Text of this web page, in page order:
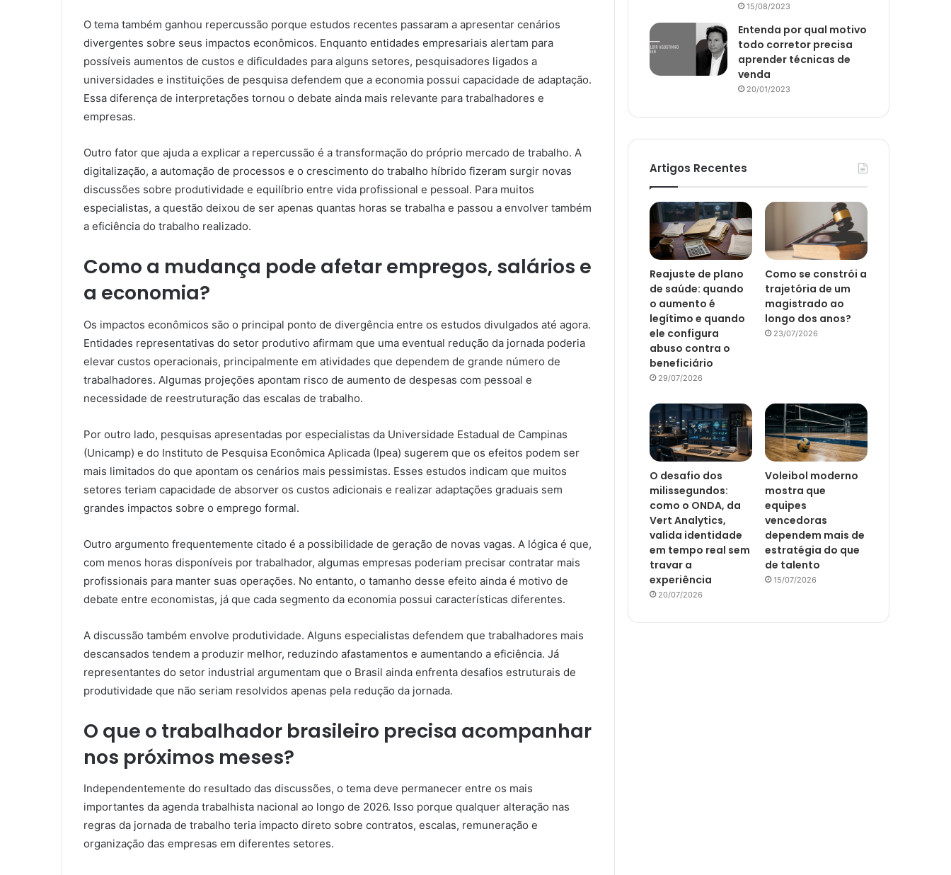
O tema também ganhou repercussão porque estudos recentes passaram a apresentar cenários
divergentes sobre seus impactos econômicos. Enquanto entidades empresariais alertam para
possíveis aumentos de custos e dificuldades para alguns setores, pesquisadores ligados a
universidades e instituições de pesquisa defendem que a economia possui capacidade de adaptação.
Essa diferença de interpretações tornou o debate ainda mais relevante para trabalhadores e
empresas.
Outro fator que ajuda a explicar a repercussão é a transformação do próprio mercado de trabalho. A
digitalização, a automação de processos e o crescimento do trabalho híbrido fizeram surgir novas
discussões sobre produtividade e equilíbrio entre vida profissional e pessoal. Para muitos
especialistas, a questão deixou de ser apenas quantas horas se trabalha e passou a envolver também
a eficiência do trabalho realizado.
Como a mudança pode afetar empregos, salários e
a economia?
Os impactos econômicos são o principal ponto de divergência entre os estudos divulgados até agora.
Entidades representativas do setor produtivo afirmam que uma eventual redução da jornada poderia
elevar custos operacionais, principalmente em atividades que dependem de grande número de
trabalhadores. Algumas projeções apontam risco de aumento de despesas com pessoal e
necessidade de reestruturação das escalas de trabalho.
Por outro lado, pesquisas apresentadas por especialistas da Universidade Estadual de Campinas
(Unicamp) e do Instituto de Pesquisa Econômica Aplicada (Ipea) sugerem que os efeitos podem ser
mais limitados do que apontam os cenários mais pessimistas. Esses estudos indicam que muitos
setores teriam capacidade de absorver os custos adicionais e realizar adaptações graduais sem
grandes impactos sobre o emprego formal.
Outro argumento frequentemente citado é a possibilidade de geração de novas vagas. A lógica é que,
com menos horas disponíveis por trabalhador, algumas empresas poderiam precisar contratar mais
profissionais para manter suas operações. No entanto, o tamanho desse efeito ainda é motivo de
debate entre economistas, já que cada segmento da economia possui características diferentes.
A discussão também envolve produtividade. Alguns especialistas defendem que trabalhadores mais
descansados tendem a produzir melhor, reduzindo afastamentos e aumentando a eficiência. Já
representantes do setor industrial argumentam que o Brasil ainda enfrenta desafios estruturais de
produtividade que não seriam resolvidos apenas pela redução da jornada.
O que o trabalhador brasileiro precisa acompanhar
nos próximos meses?
Independentemente do resultado das discussões, o tema deve permanecer entre os mais
importantes da agenda trabalhista nacional ao longo de 2026. Isso porque qualquer alteração nas
regras da jornada de trabalho teria impacto direto sobre contratos, escalas, remuneração e
organização das empresas em diferentes setores.
15/08/2023
Entenda por qual motivo
todo corretor precisa
aprender técnicas de
venda
20/01/2023
Artigos Recentes
Reajuste de plano
de saúde: quando
o aumento é
legítimo e quando
ele configura
abuso contra o
beneficiário
29/07/2026
Como se constrói a
trajetória de um
magistrado ao
longo dos anos?
23/07/2026
O desafio dos
milissegundos:
como o ONDA, da
Vert Analytics,
valida identidade
em tempo real sem
travar a
experiência
20/07/2026
Voleibol moderno
mostra que
equipes
vencedoras
dependem mais de
estratégia do que
de talento
15/07/2026